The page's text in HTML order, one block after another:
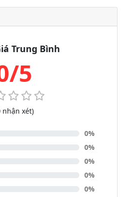
Trung Bình
5
nhận xét)
0%
0%
0%
0%
0%